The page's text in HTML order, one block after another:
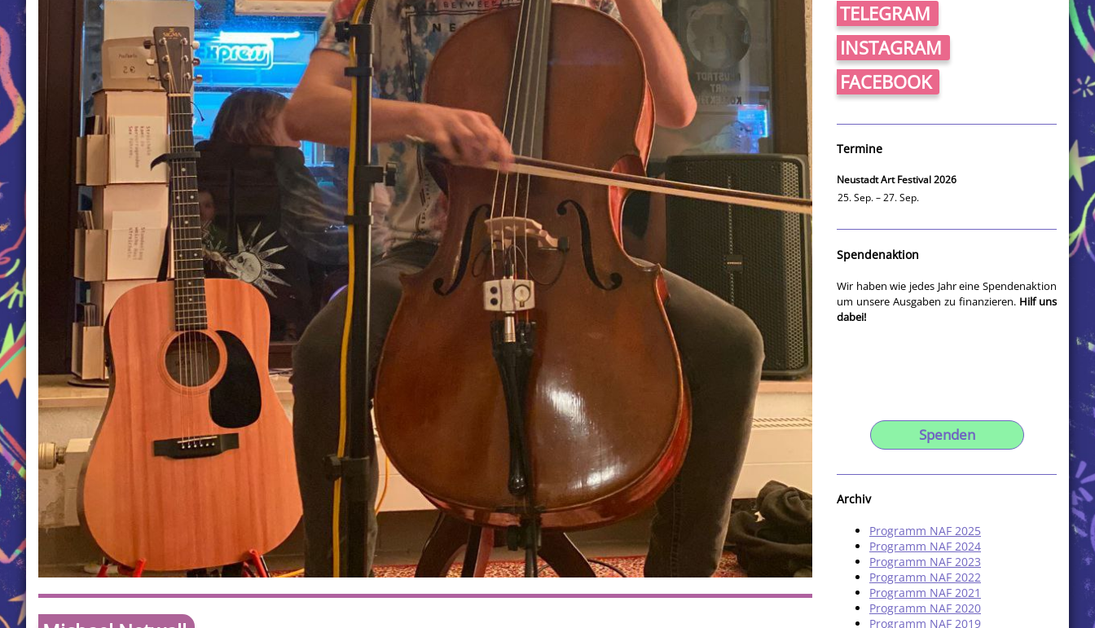
TELEGRAM
INSTAGRAM
FACEBOOK
Termine
Neustadt Art Festival 2026
25. Sep. – 27. Sep.
Spendenaktion
Wir haben wie jedes Jahr eine Spendenaktion
um unsere Ausgaben zu finanzieren. Hilf uns
dabei!
Spenden
Archiv
Programm NAF 2025
Programm NAF 2024
Programm NAF 2023
Programm NAF 2022
Programm NAF 2021
Programm NAF 2020
Programm NAF 2019